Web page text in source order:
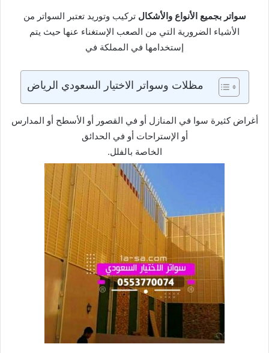
سواتر بجميع الأنواع والأشكال تركيب وتوريد تعتبر السواتر من
الأشیاء الضروریة التي من الصعب الإستغناء عنھا حیث یتم
إستخدامھا في المملكة في
مظلات وسواتر الاختيار السعودي الرياض
أغراض كثیرة سوا في المنازل أو في القصور أو الأسطح أو المدارس
أو الإستراحات أو في الحدائق
الخاصة بالفلل.